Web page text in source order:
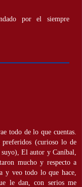
por el siempre
todo de lo que cuentas.
preferidos (curioso lo de
suyo), El autor y Caníbal,
mucho y respecto a
y veo todo lo que hace,
le dan, con serios me